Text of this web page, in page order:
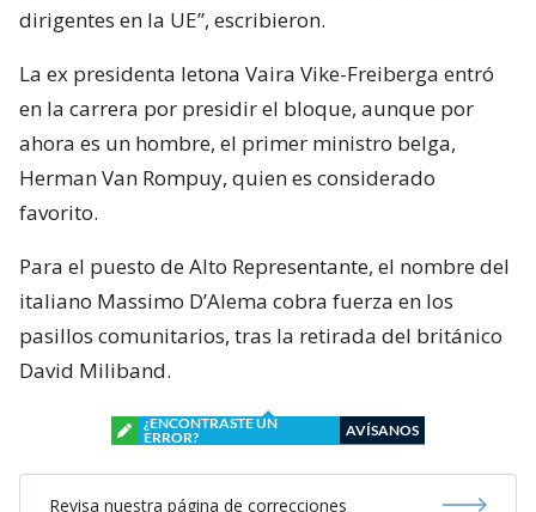
dirigentes en la UE”, escribieron.
La ex presidenta letona Vaira Vike-Freiberga entró
en la carrera por presidir el bloque, aunque por
ahora es un hombre, el primer ministro belga,
Herman Van Rompuy, quien es considerado
favorito.
Para el puesto de Alto Representante, el nombre del
italiano Massimo D’Alema cobra fuerza en los
pasillos comunitarios, tras la retirada del británico
David Miliband.
¿ENCONTRASTE UN
ERROR?
AVÍSANOS
Revisa nuestra página de correcciones